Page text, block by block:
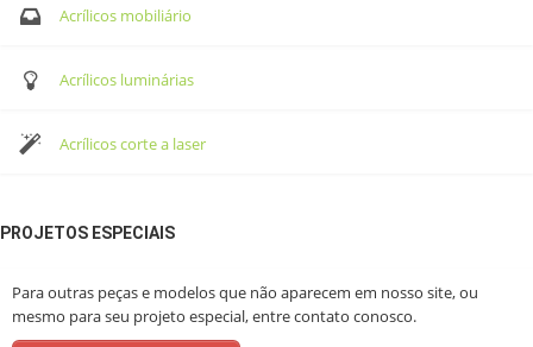
Acrílicos mobiliário
Acrílicos luminárias
Acrílicos corte a laser
PROJETOS ESPECIAIS
Para outras peças e modelos que não aparecem em nosso site, ou
mesmo para seu projeto especial, entre contato conosco.